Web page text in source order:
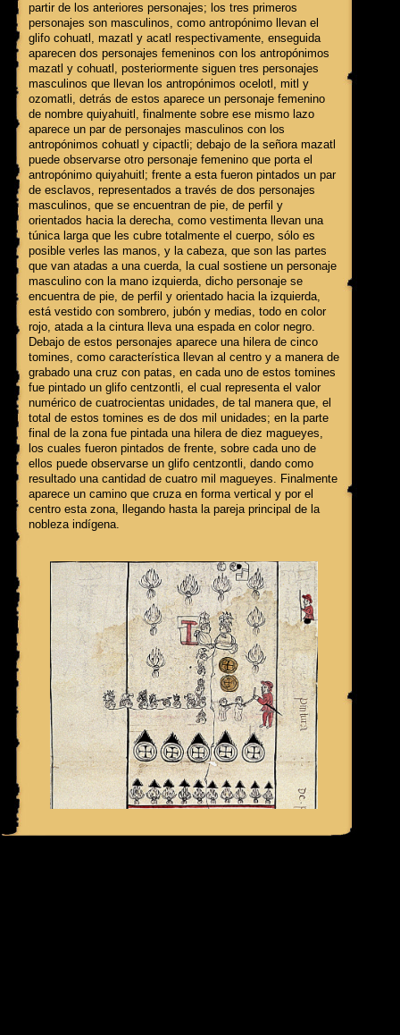
partir de los anteriores personajes; los tres primeros
personajes son masculinos, como antropónimo llevan el
glifo cohuatl, mazatl y acatl respectivamente, enseguida
aparecen dos personajes femeninos con los antropónimos
mazatl y cohuatl, posteriormente siguen tres personajes
masculinos que llevan los antropónimos ocelotl, mitl y
ozomatli, detrás de estos aparece un personaje femenino
de nombre quiyahuitl, finalmente sobre ese mismo lazo
aparece un par de personajes masculinos con los
antropónimos cohuatl y cipactli; debajo de la señora mazatl
puede observarse otro personaje femenino que porta el
antropónimo quiyahuitl; frente a esta fueron pintados un par
de esclavos, representados a través de dos personajes
masculinos, que se encuentran de pie, de perfil y
orientados hacia la derecha, como vestimenta llevan una
túnica larga que les cubre totalmente el cuerpo, sólo es
posible verles las manos, y la cabeza, que son las partes
que van atadas a una cuerda, la cual sostiene un personaje
masculino con la mano izquierda, dicho personaje se
encuentra de pie, de perfil y orientado hacia la izquierda,
está vestido con sombrero, jubón y medias, todo en color
rojo, atada a la cintura lleva una espada en color negro.
Debajo de estos personajes aparece una hilera de cinco
tomines, como característica llevan al centro y a manera de
grabado una cruz con patas, en cada uno de estos tomines
fue pintado un glifo centzontli, el cual representa el valor
numérico de cuatrocientas unidades, de tal manera que, el
total de estos tomines es de dos mil unidades; en la parte
final de la zona fue pintada una hilera de diez magueyes,
los cuales fueron pintados de frente, sobre cada uno de
ellos puede observarse un glifo centzontli, dando como
resultado una cantidad de cuatro mil magueyes. Finalmente
aparece un camino que cruza en forma vertical y por el
centro esta zona, llegando hasta la pareja principal de la
nobleza indígena.